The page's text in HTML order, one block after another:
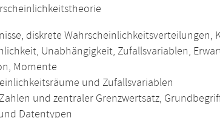
diskrete Wahrscheinlichkeitsverteilungen,
Unabhängigkeit, Zufallsvariablen,
Momente
und Zufallsvariablen
und zentraler Grenzwertsatz,
Datentypen